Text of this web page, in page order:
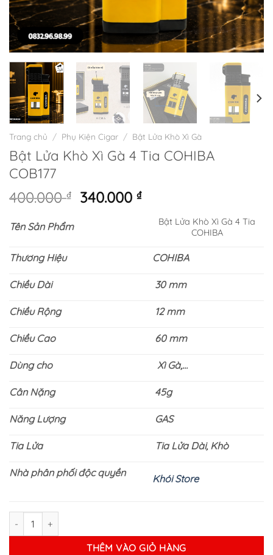
Trang chủ / Phụ Kiện Cigar / Bật Lửa Khò Xì Gà
Bật Lửa Khò Xì Gà 4 Tia COHIBA
COB177
400.000₫
Giá
340.000₫Giá
340.000 ₫.
Tên Sản Phẩm
Bật Lửa Khò Xì Gà 4 Tia
COHIBA
Thương Hiệu COHIBA
Chiều Dài 30 mm
Chiều Rộng 12 mm
Chiều Cao 60 mm
Dùng cho Xì Gà,…
Cân Nặng 45g
Năng Lượng GAS
Tia Lửa Tia Lửa Dài, Khò
Nhà phân phối độc quyền Khói Store
Bật Lửa Khò Xì Gà 4 Tia COHIBA COB177 số lượng
THÊM VÀO GIỎ HÀNG